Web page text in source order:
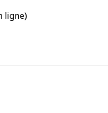
ligne)